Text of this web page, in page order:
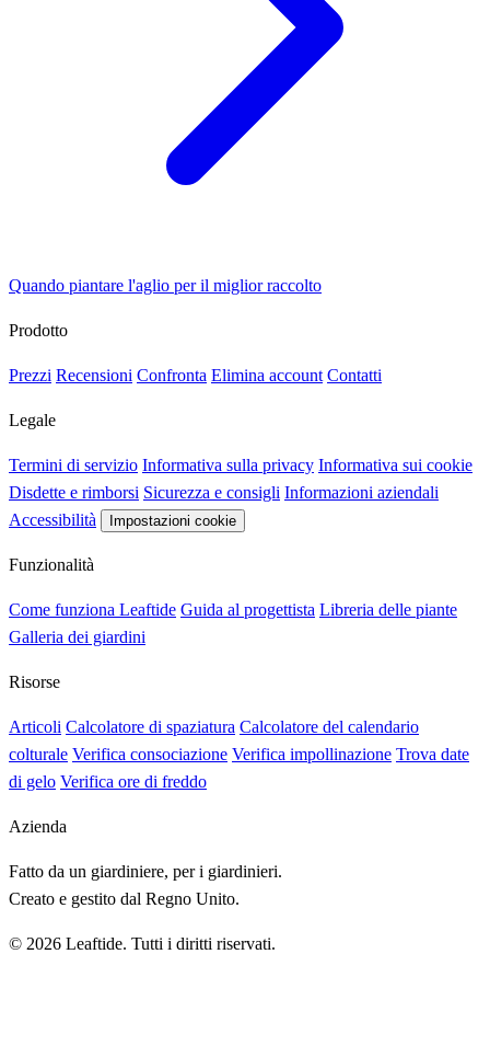
Quando piantare l'aglio per il miglior raccolto
Prodotto
Prezzi Recensioni Confronta Elimina account Contatti
Legale
Termini di servizio Informativa sulla privacy Informativa sui cookie
Disdette e rimborsi Sicurezza e consigli Informazioni aziendali
Accessibilità
Impostazioni cookie
Funzionalità
Come funziona Leaftide Guida al progettista Libreria delle piante
Galleria dei giardini
Risorse
Articoli Calcolatore di spaziatura Calcolatore del calendario
colturale Verifica consociazione Verifica impollinazione Trova date
di gelo Verifica ore di freddo
Azienda
Fatto da un giardiniere, per i giardinieri.
Creato e gestito dal Regno Unito.
© 2026 Leaftide. Tutti i diritti riservati.